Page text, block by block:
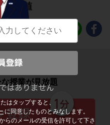
はタップすると、
に同意したものとみなします。
らのメールの受信を許可して下さ
最大値
の学び直しまで
授業が見放題